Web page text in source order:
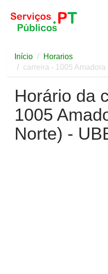
Início
Horarios
carreira - 1005
Horário da
1005
Norte) -